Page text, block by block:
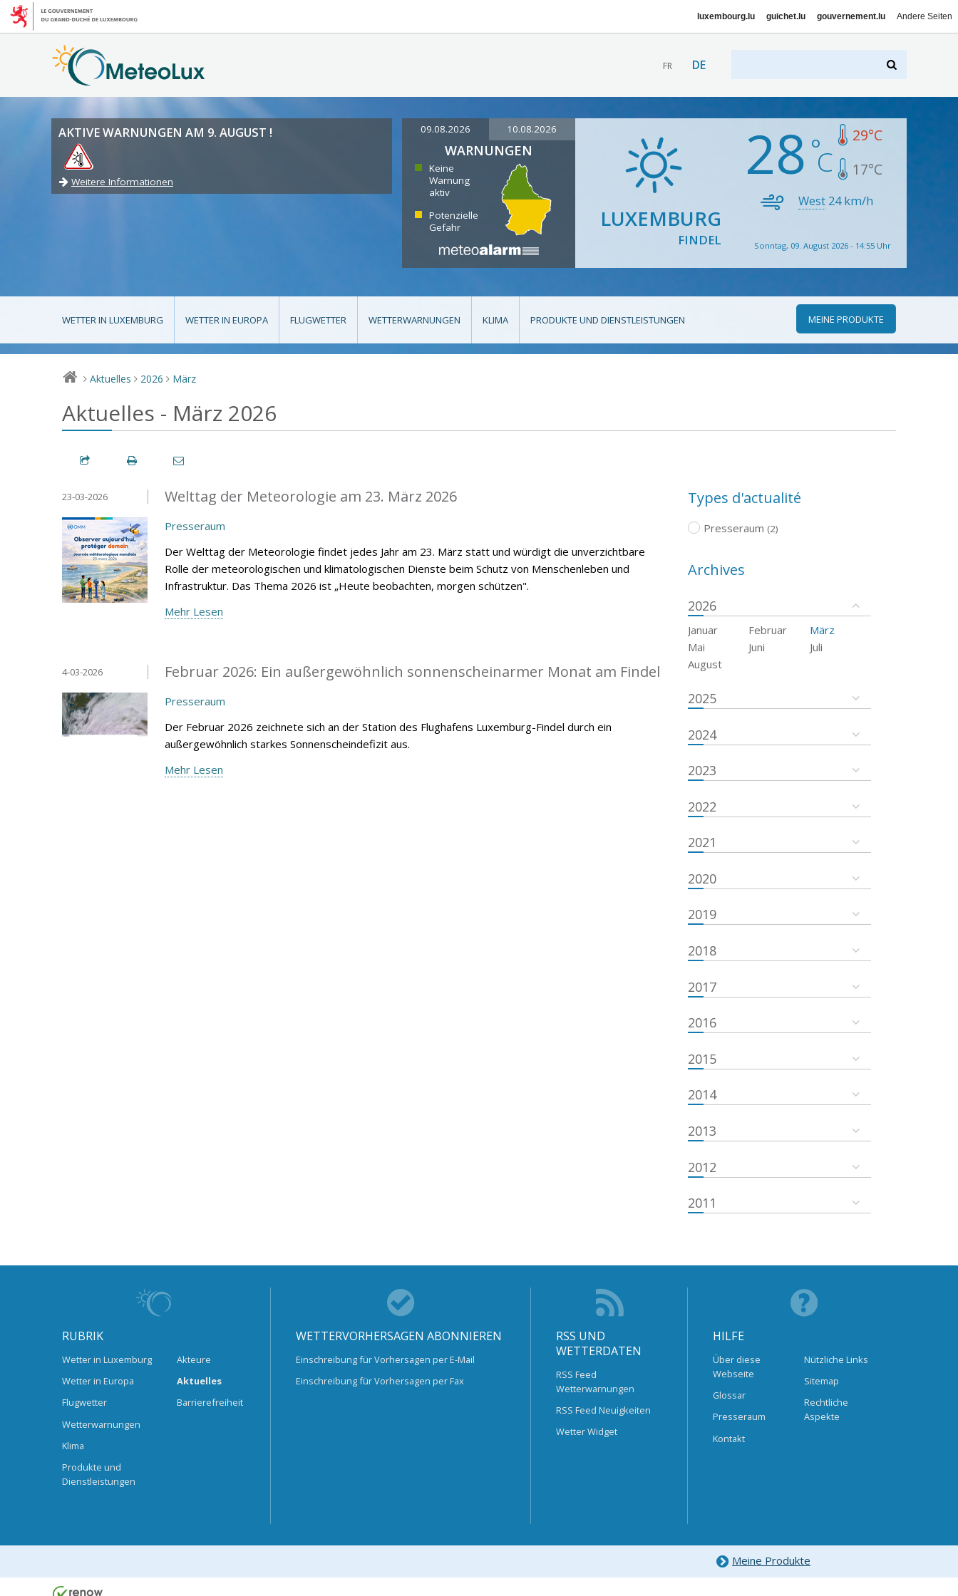
luxembourg.lu guichet.lu gouvernement.lu Andere Seiten
FR DE
AKTIVE WARNUNGEN AM 9. AUGUST !
Weitere Informationen
09.08.2026 10.08.2026
WARNUNGEN
Keine
Warnung
aktiv
Potenzielle
Gefahr
LUXEMBURG
FINDEL
28 29°C
17°C
West 24km/h
Sonntag, 09. August 2026 - 14:55 Uhr
WETTER IN LUXEMBURG WETTER IN EUROPA FLUGWETTER WETTERWARNUNGEN KLIMA PRODUKTE UND DIENSTLEISTUNGEN MEINE PRODUKTE
> Aktuelles > 2026 > März
Aktuelles - März 2026
Welttag der Meteorologie am 23. März 2026
23-03-2026
Presseraum
Der Welttag der Meteorologie findet jedes Jahr am 23. März statt und würdigt die unverzichtbare
Rolle der meteorologischen und klimatologischen Dienste beim Schutz von Menschenleben und
Infrastruktur. Das Thema 2026 ist „Heute beobachten, morgen schützen".
Mehr Lesen
Februar 2026: Ein außergewöhnlich sonnenscheinarmer Monat am Findel
4-03-2026
Presseraum
Der Februar 2026 zeichnete sich an der Station des Flughafens Luxemburg-Findel durch ein
außergewöhnlich starkes Sonnenscheindefizit aus.
Mehr Lesen
Types d'actualité
Presseraum (2)
Archives
2026
Januar Februar
März
Mai
Juni
Juli
August
2025
2024
2023
2022
2021
2020
2019
2018
2017
2016
2015
2014
2013
2012
2011
RUBRIK
Wetter in Luxemburg
Wetter in Europa
Flugwetter
Wetterwarnungen
Klima
Produkte und
Dienstleistungen
Akteure
Aktuelles
Barrierefreiheit
WETTERVORHERSAGEN ABONNIEREN
Einschreibung für Vorhersagen per E-Mail
Einschreibung für Vorhersagen per Fax
RSS UND
WETTERDATEN
RSS Feed
Wetterwarnungen
RSS Feed Neuigkeiten
Wetter Widget
HILFE
Über diese
Webseite
Glossar
Presseraum
Kontakt
Nützliche Links
Sitemap
Rechtliche
Aspekte
Meine Produkte